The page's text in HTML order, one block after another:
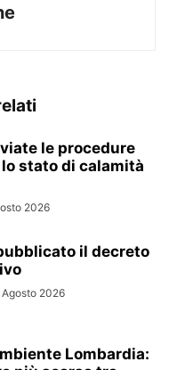
le procedure
stato di calamità
2026
il decreto
Agosto 2026
Lombardia: